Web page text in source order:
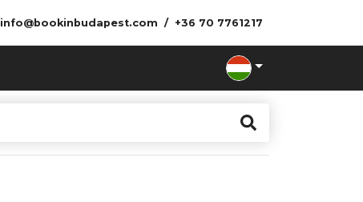
info@bookinbudapest.com +36 70 7761217